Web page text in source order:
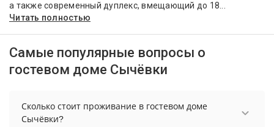
а также современный дуплекс, вмещающий до 18...
Читать полностью
Самые популярные вопросы о
гостевом доме Сычёвки
Сколько стоит проживание в гостевом доме
Сычёвки?